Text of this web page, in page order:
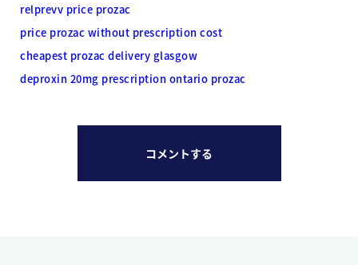
relprevv price prozac
price prozac without prescription cost
cheapest prozac delivery glasgow
deproxin 20mg prescription ontario prozac
コメントする